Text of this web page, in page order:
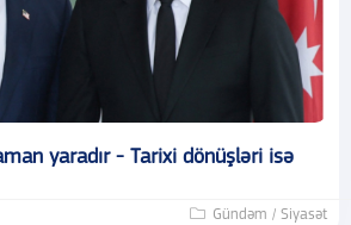
yaradır - Tarixi dönüşləri isə
Gündəm / Siyasət